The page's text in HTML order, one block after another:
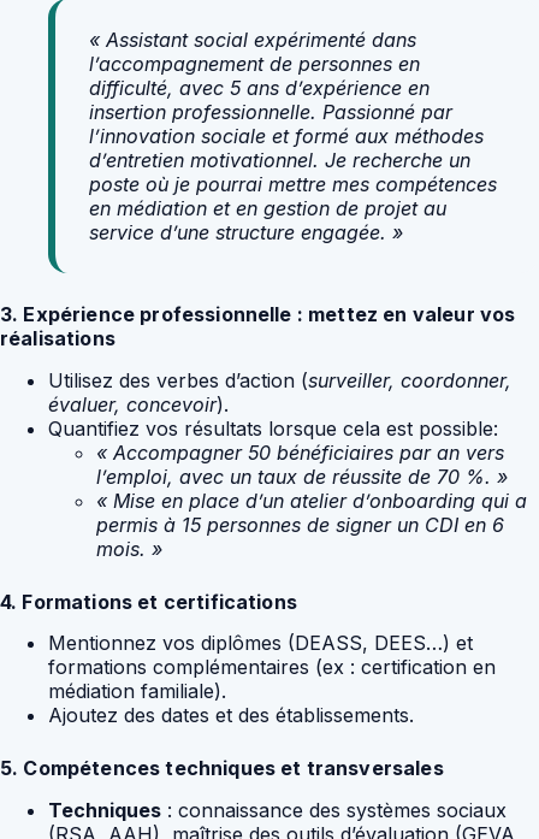
« Assistant social expérimenté dans
l’accompagnement de personnes en
difficulté, avec 5 ans d’expérience en
insertion professionnelle. Passionné par
l’innovation sociale et formé aux méthodes
d’entretien motivationnel. Je recherche un
poste où je pourrai mettre mes compétences
en médiation et en gestion de projet au
service d’une structure engagée. »
3. Expérience professionnelle : mettez en valeur vos
réalisations
Utilisez des verbes d’action (surveiller, coordonner,
évaluer, concevoir).
Quantifiez vos résultats lorsque cela est possible:
« Accompagner 50 bénéficiaires par an vers
l’emploi, avec un taux de réussite de 70 %. »
« Mise en place d’un atelier d’onboarding qui a
permis à 15 personnes de signer un CDI en 6
mois. »
4. Formations et certifications
Mentionnez vos diplômes (DEASS, DEES…) et
formations complémentaires (ex : certification en
médiation familiale).
Ajoutez des dates et des établissements.
5. Compétences techniques et transversales
Techniques : connaissance des systèmes sociaux